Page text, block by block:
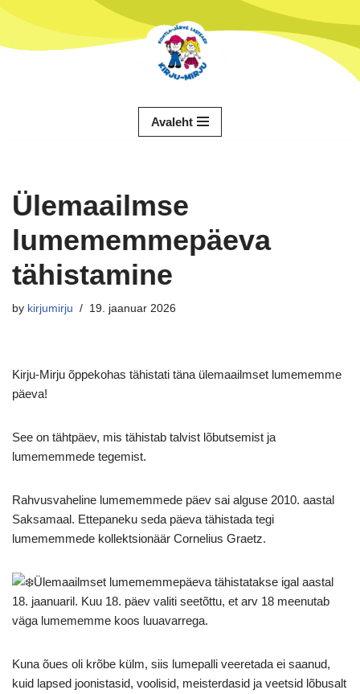
Avaleht
Ülemaailmse
lumememmepäeva
tähistamine
by kirjumirju 19. jaanuar 2026
Kirju-Mirju õppekohas tähistati täna ülemaailmset lumememme
päeva!
See on tähtpäev, mis tähistab talvist lõbutsemist ja
lumememmede tegemist.
Rahvusvaheline lumememmede päev sai alguse 2010. aastal
Saksamaal. Ettepaneku seda päeva tähistada tegi
lumememmede kollektsionäär Cornelius Graetz.
Ülemaailmset lumememmepäeva tähistatakse igal aastal
18. jaanuaril. Kuu 18. päev valiti seetõttu, et arv 18 meenutab
väga lumememme koos luuavarrega.
Kuna õues oli krõbe külm, siis lumepalli veeretada ei saanud,
kuid lapsed joonistasid, voolisid, meisterdasid ja veetsid lõbusalt